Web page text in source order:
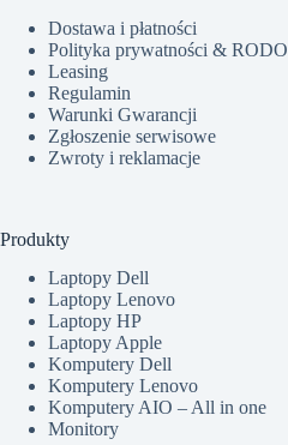
Dostawa i płatności
Polityka prywatności & RODO
Leasing
Regulamin
Warunki Gwarancji
Zgłoszenie serwisowe
Zwroty i reklamacje
Produkty
Laptopy Dell
Laptopy Lenovo
Laptopy HP
Laptopy Apple
Komputery Dell
Komputery Lenovo
Komputery AIO – All in one
Monitory